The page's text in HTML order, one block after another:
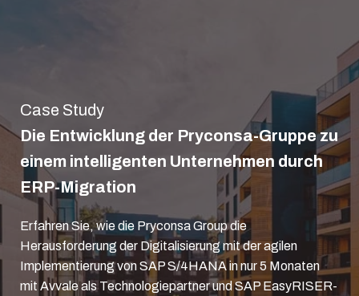
Case Study
Die Entwicklung der Pryconsa-Gruppe zu
einem intelligenten Unternehmen durch
ERP-Migration
Erfahren Sie, wie die Pryconsa Group die
Herausforderung der Digitalisierung mit der agilen
Implementierung von SAP S/4HANA in nur 5 Monaten
mit Avvale als Technologiepartner und SAP EasyRISER-